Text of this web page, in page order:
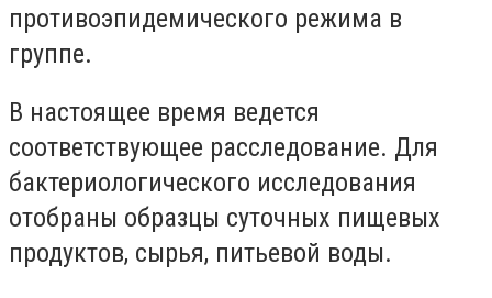
противоэпидемического режима в
группе.
В настоящее время ведется
соответствующее расследование. Для
бактериологического исследования
отобраны образцы суточных пищевых
продуктов, сырья, питьевой воды.